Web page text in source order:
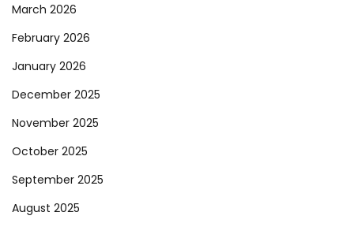
March 2026
February 2026
January 2026
December 2025
November 2025
October 2025
September 2025
August 2025